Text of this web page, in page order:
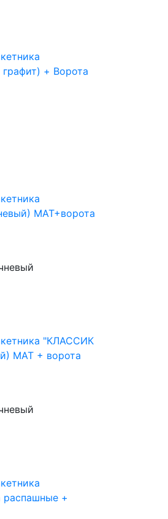
+ Ворота
MAT+ворота
"КЛАССИК
MAT + ворота
+